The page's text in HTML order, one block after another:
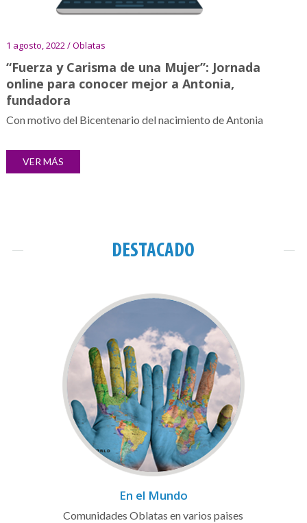
1 agosto, 2022 / Oblatas
“Fuerza y Carisma de una Mujer”: Jornada
online para conocer mejor a Antonia,
fundadora
Con motivo del Bicentenario del nacimiento de Antonia
VER MÁS
DESTACADO
En el Mundo
Comunidades Oblatas en varios paises